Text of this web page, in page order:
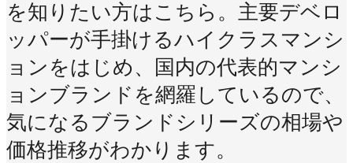
を知りたい方はこちら。主要デベロ
ッパーが手掛けるハイクラスマンシ
ョンをはじめ、国内の代表的マンシ
ョンブランドを網羅しているので、
気になるブランドシリーズの相場や
価格推移がわかります。